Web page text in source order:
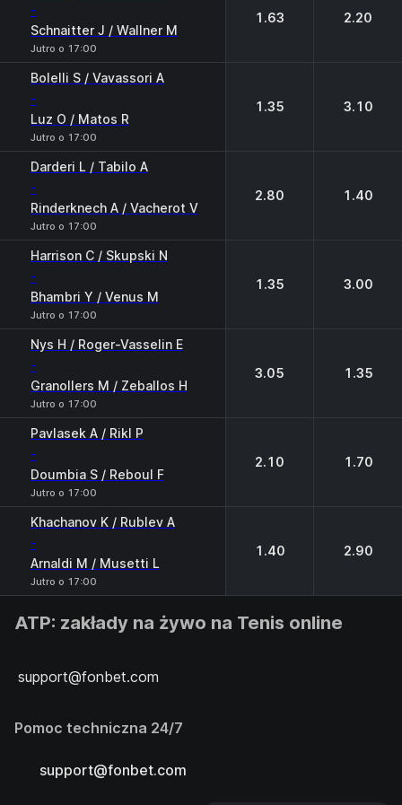
-
Schnaitter J / Wallner M
Jutro o 17:00
1.63 2.20
Bolelli S / Vavassori A
-
Luz O / Matos R
Jutro o 17:00
1.35 3.10
Darderi L / Tabilo A
-
Rinderknech A / Vacherot V
Jutro o 17:00
2.80 1.40
Harrison C / Skupski N
-
Bhambri Y / Venus M
Jutro o 17:00
1.35 3.00
Nys H / Roger-Vasselin E
-
Granollers M / Zeballos H
Jutro o 17:00
3.05 1.35
Pavlasek A / Rikl P
-
Doumbia S / Reboul F
Jutro o 17:00
2.10 1.70
Khachanov K / Rublev A
-
Arnaldi M / Musetti L
Jutro o 17:00
1.40 2.90
ATP: zakłady na żywo na Tenis online
support@fonbet.com
Pomoc techniczna 24/7
support@fonbet.com